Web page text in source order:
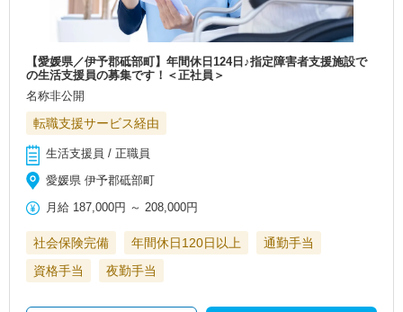
【愛媛県／伊予郡砥部町】年間休日124日♪指定障害者支援施設で
の生活支援員の募集です！＜正社員＞
名称非公開
転職支援サービス経由
生活支援員 / 正職員
愛媛県 伊予郡砥部町
月給 187,000円 ～208,000円
社会保険完備 年間休日120日以上
通勤手当
資格手当
夜勤手当